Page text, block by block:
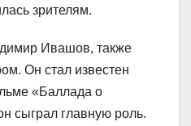
зрителям.
Ивашов, также
Он стал известен
«Баллада о
сыграл главную роль.